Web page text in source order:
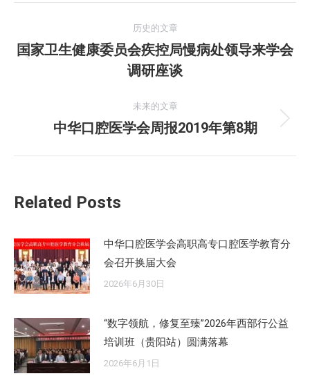
章
历史的文章
历
史
文
章：
国家卫生健康委员会疾控局慢病处领导来学会
调研座谈
未来的文章
未
中华口腔医学会周报2019年第8期
Related Posts
中华口腔医学会高职高专口腔医学教育分
会召开换届大会
2026年6月30日
“数字领航，修复至臻”2026年西部行公益
培训班（贵阳站）圆满落幕
2026年6月1日